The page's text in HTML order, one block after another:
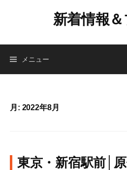
ン
新着情報
メニュー
月: 2022年8月
東京・新宿駅前│